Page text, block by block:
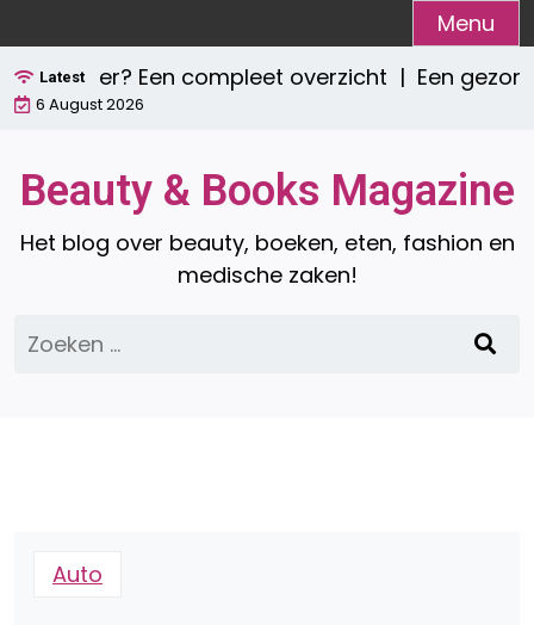
naar
de
inhoud
Menu
Latest
zijn er? Een compleet overzicht | Een
6 August 2026
Beauty & Books Magazine
Het blog over beauty, boeken, eten, fashion en
medische zaken!
Zoeken
naar:
Auto